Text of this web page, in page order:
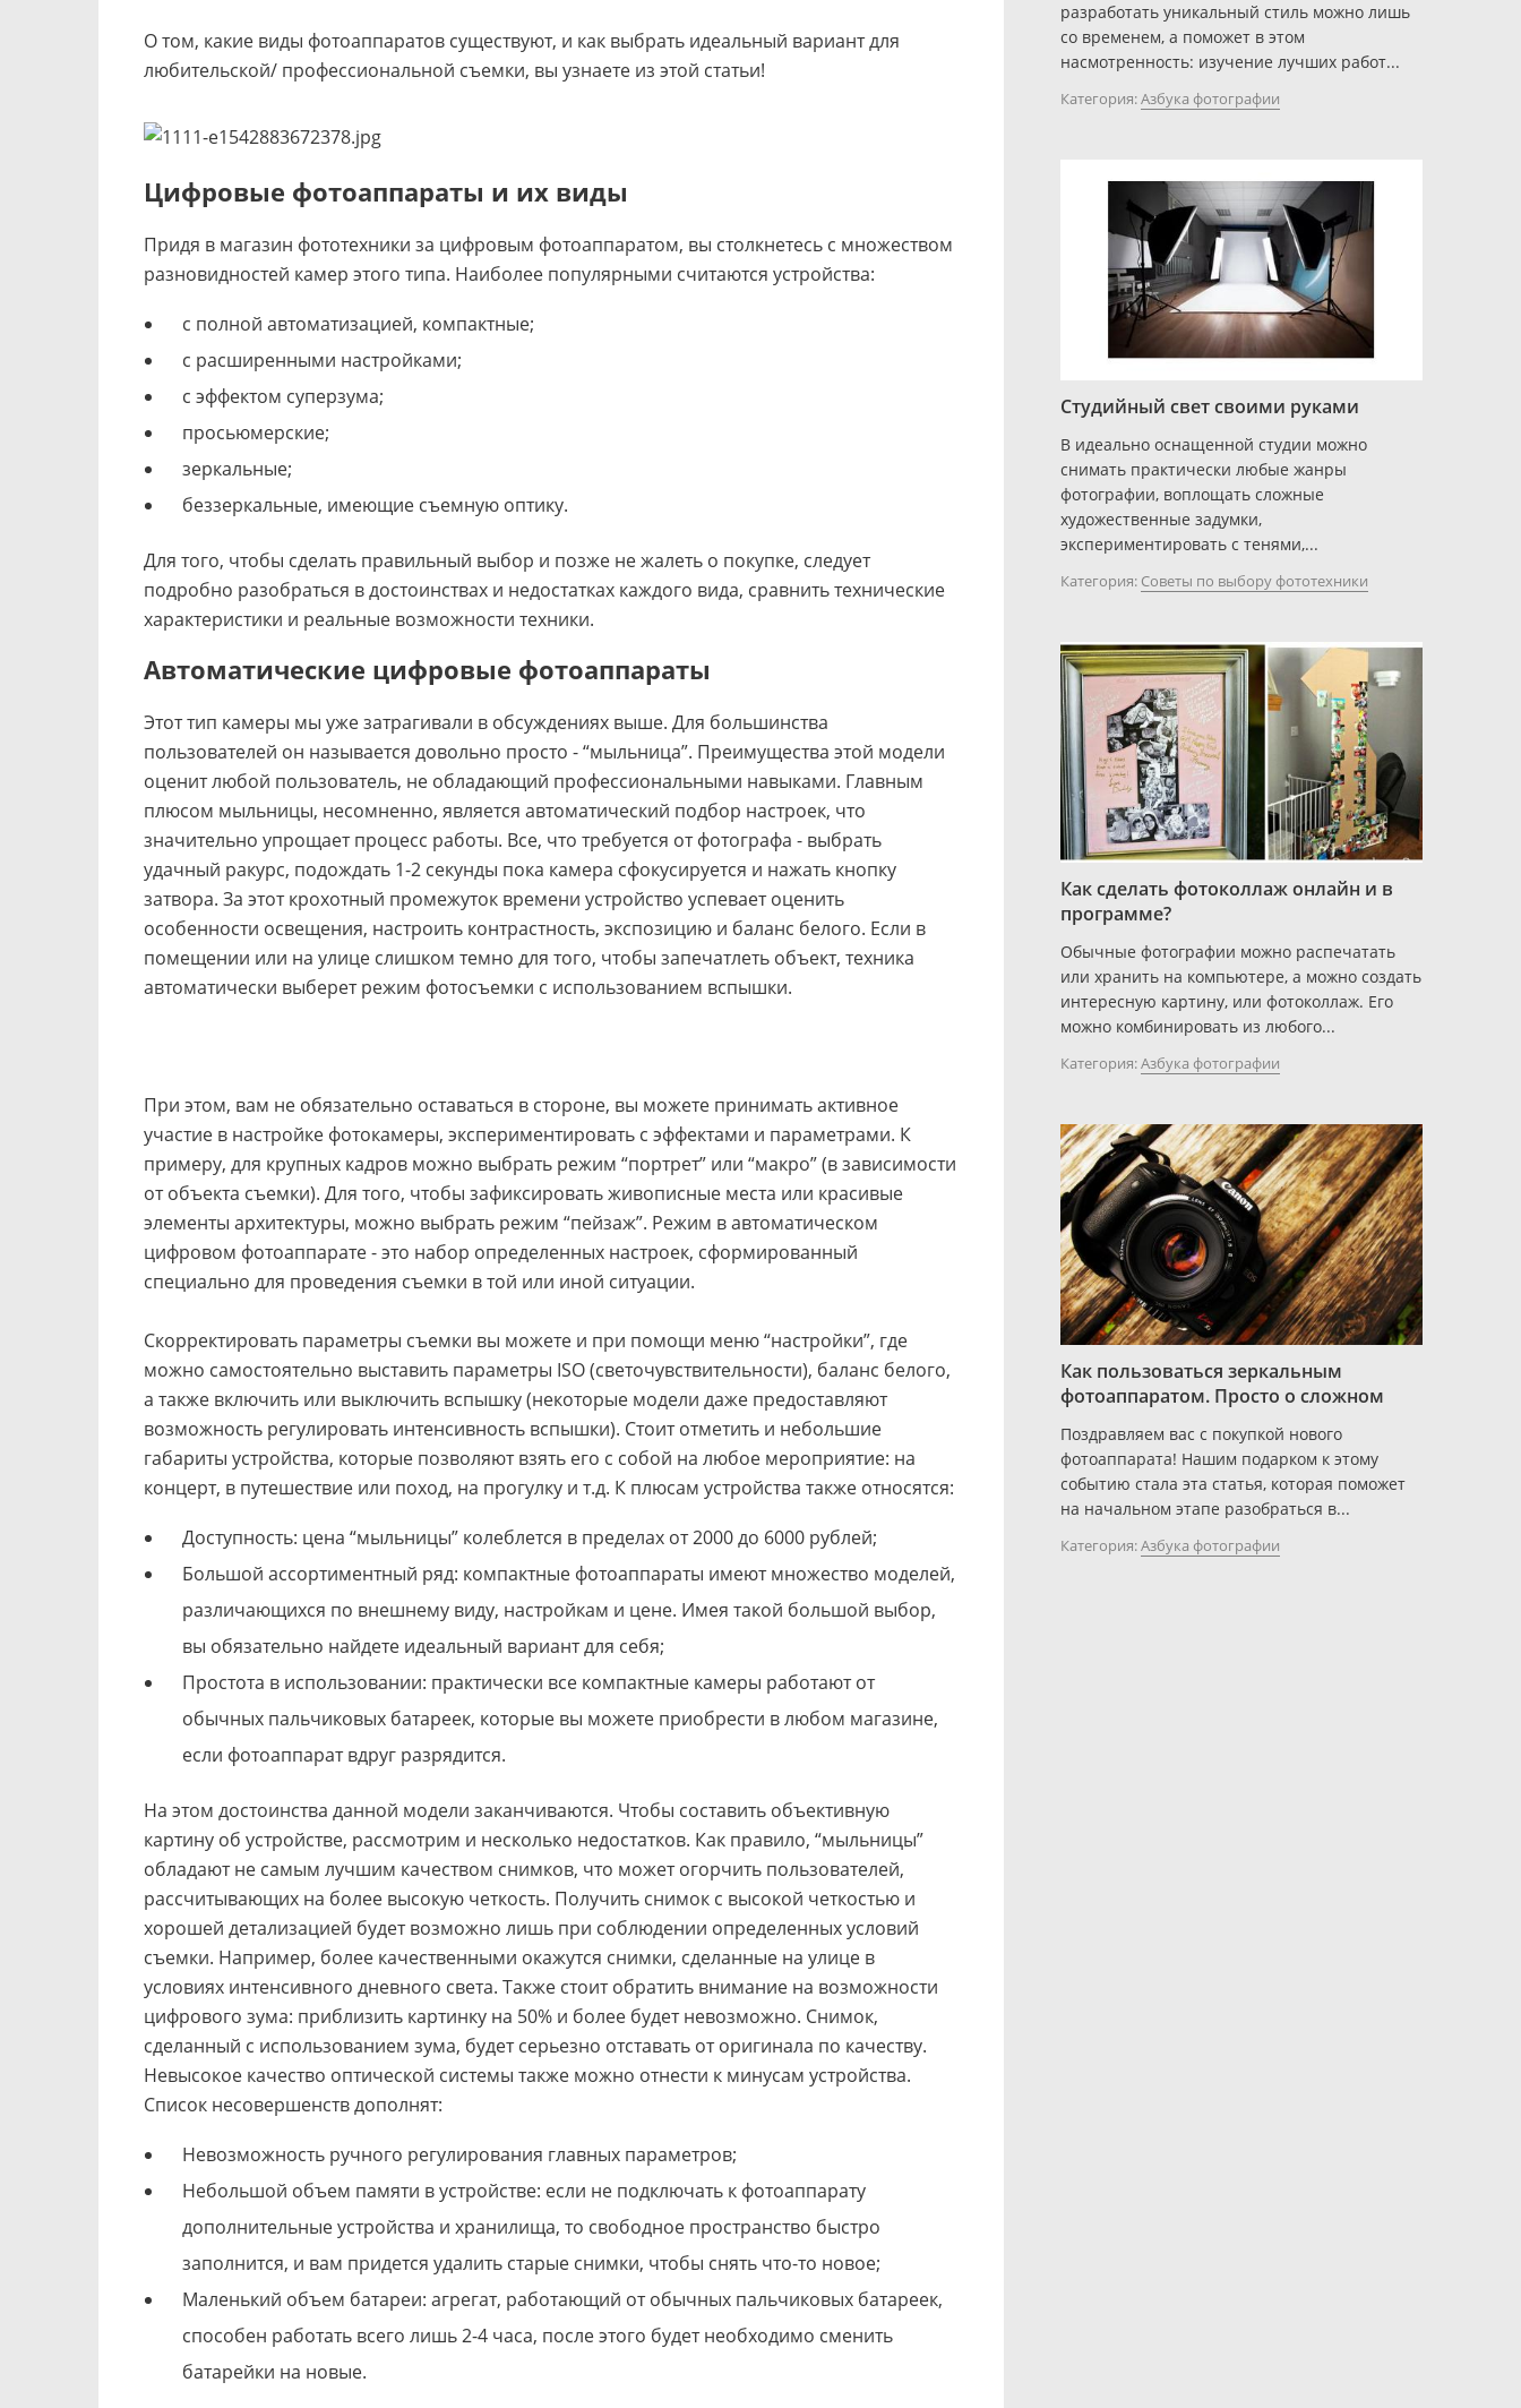
О том, какие виды фотоаппаратов существуют, и как выбрать идеальный вариант для
любительской/ профессиональной съемки, вы узнаете из этой статьи!
Цифровые фотоаппараты и их виды
Придя в магазин фототехники за цифровым фотоаппаратом, вы столкнетесь с множеством
разновидностей камер этого типа. Наиболее популярными считаются устройства:
с полной автоматизацией, компактные;
с расширенными настройками;
с эффектом суперзума;
просьюмерские;
зеркальные;
беззеркальные, имеющие съемную оптику.
Для того, чтобы сделать правильный выбор и позже не жалеть о покупке, следует
подробно разобраться в достоинствах и недостатках каждого вида, сравнить технические
характеристики и реальные возможности техники.
Автоматические цифровые фотоаппараты
Этот тип камеры мы уже затрагивали в обсуждениях выше. Для большинства
пользователей он называется довольно просто - “мыльница”. Преимущества этой модели
оценит любой пользователь, не обладающий профессиональными навыками. Главным
плюсом мыльницы, несомненно, является автоматический подбор настроек, что
значительно упрощает процесс работы. Все, что требуется от фотографа - выбрать
удачный ракурс, подождать 1-2 секунды пока камера сфокусируется и нажать кнопку
затвора. За этот крохотный промежуток времени устройство успевает оценить
особенности освещения, настроить контрастность, экспозицию и баланс белого. Если в
помещении или на улице слишком темно для того, чтобы запечатлеть объект, техника
автоматически выберет режим фотосъемки с использованием вспышки.
При этом, вам не обязательно оставаться в стороне, вы можете принимать активное
участие в настройке фотокамеры, экспериментировать с эффектами и параметрами. К
примеру, для крупных кадров можно выбрать режим “портрет” или “макро” (в зависимости
от объекта съемки). Для того, чтобы зафиксировать живописные места или красивые
элементы архитектуры, можно выбрать режим “пейзаж”. Режим в автоматическом
цифровом фотоаппарате - это набор определенных настроек, сформированный
специально для проведения съемки в той или иной ситуации.
Скорректировать параметры съемки вы можете и при помощи меню “настройки”, где
можно самостоятельно выставить параметры ISO (светочувствительности), баланс белого,
а также включить или выключить вспышку (некоторые модели даже предоставляют
возможность регулировать интенсивность вспышки). Стоит отметить и небольшие
габариты устройства, которые позволяют взять его с собой на любое мероприятие: на
концерт, в путешествие или поход, на прогулку и т.д. К плюсам устройства также относятся:
Доступность: цена “мыльницы” колеблется в пределах от 2000 до 6000 рублей;
Большой ассортиментный ряд: компактные фотоаппараты имеют множество моделей,
различающихся по внешнему виду, настройкам и цене. Имея такой большой выбор,
вы обязательно найдете идеальный вариант для себя;
Простота в использовании: практически все компактные камеры работают от
обычных пальчиковых батареек, которые вы можете приобрести в любом магазине,
если фотоаппарат вдруг разрядится.
На этом достоинства данной модели заканчиваются. Чтобы составить объективную
картину об устройстве, рассмотрим и несколько недостатков. Как правило, “мыльницы”
обладают не самым лучшим качеством снимков, что может огорчить пользователей,
рассчитывающих на более высокую четкость. Получить снимок с высокой четкостью и
хорошей детализацией будет возможно лишь при соблюдении определенных условий
съемки. Например, более качественными окажутся снимки, сделанные на улице в
условиях интенсивного дневного света. Также стоит обратить внимание на возможности
цифрового зума: приблизить картинку на 50% и более будет невозможно. Снимок,
сделанный с использованием зума, будет серьезно отставать от оригинала по качеству.
Невысокое качество оптической системы также можно отнести к минусам устройства.
Список несовершенств дополнят:
Невозможность ручного регулирования главных параметров;
Небольшой объем памяти в устройстве: если не подключать к фотоаппарату
дополнительные устройства и хранилища, то свободное пространство быстро
заполнится, и вам придется удалить старые снимки, чтобы снять что-то новое;
Маленький объем батареи: агрегат, работающий от обычных пальчиковых батареек,
способен работать всего лишь 2-4 часа, после этого будет необходимо сменить
батарейки на новые.
разработать уникальный стиль можно лишь
со временем, а поможет в этом
насмотренность: изучение лучших работ...
Категория:Азбука фотографии
Студийный свет своими руками
В идеально оснащенной студии можно
снимать практически любые жанры
фотографии, воплощать сложные
художественные задумки,
экспериментировать с тенями,...
Категория: Советы по выбору фототехники
Как сделать фотоколлаж онлайн и в
программе?
Обычные фотографии можно распечатать
или хранить на компьютере, а можно создать
интересную картину, или фотоколлаж. Его
можно комбинировать из любого...
Категория:Азбука фотографии
Как пользоваться зеркальным
фотоаппаратом. Просто о сложном
Поздравляем вас с покупкой нового
фотоаппарата! Нашим подарком к этому
событию стала эта статья, которая поможет
на начальном этапе разобраться в...
Категория:Азбука фотографии